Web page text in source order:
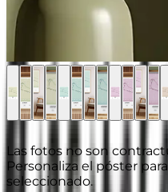
Las fotos no son
Personaliza el póster
seleccionado.